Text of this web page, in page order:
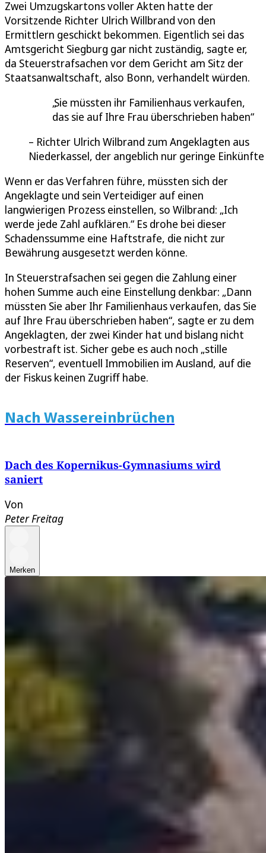
Zwei Umzugskartons voller Akten hatte der
Vorsitzende Richter Ulrich Willbrand von den
Ermittlern geschickt bekommen. Eigentlich sei das
Amtsgericht Siegburg gar nicht zuständig, sagte er,
da Steuerstrafsachen vor dem Gericht am Sitz der
Staatsanwaltschaft, also Bonn, verhandelt würden.
Sie müssten ihr Familienhaus verkaufen,
das sie auf Ihre Frau überschrieben haben
Richter Ulrich Wilbrand zum Angeklagten aus
Niederkassel, der angeblich nur geringe
Wenn er das Verfahren führe, müssten sich der
Angeklagte und sein Verteidiger auf einen
langwierigen Prozess einstellen, so Wilbrand: „Ich
werde jede Zahl aufklären.“ Es drohe bei dieser
Schadenssumme eine Haftstrafe, die nicht zur
Bewährung ausgesetzt werden könne.
In Steuerstrafsachen sei gegen die Zahlung einer
hohen Summe auch eine Einstellung denkbar: „Dann
müssten Sie aber Ihr Familienhaus verkaufen, das Sie
auf Ihre Frau überschrieben haben“, sagte er zu dem
Angeklagten, der zwei Kinder hat und bislang nicht
vorbestraft ist. Sicher gebe es auch noch „stille
Reserven“, eventuell Immobilien im Ausland, auf die
der Fiskus keinen Zugriff habe.
Nach Wassereinbrüchen
Dach des Kopernikus-Gymnasiums wird
saniert
Von
Peter Freitag
Merken